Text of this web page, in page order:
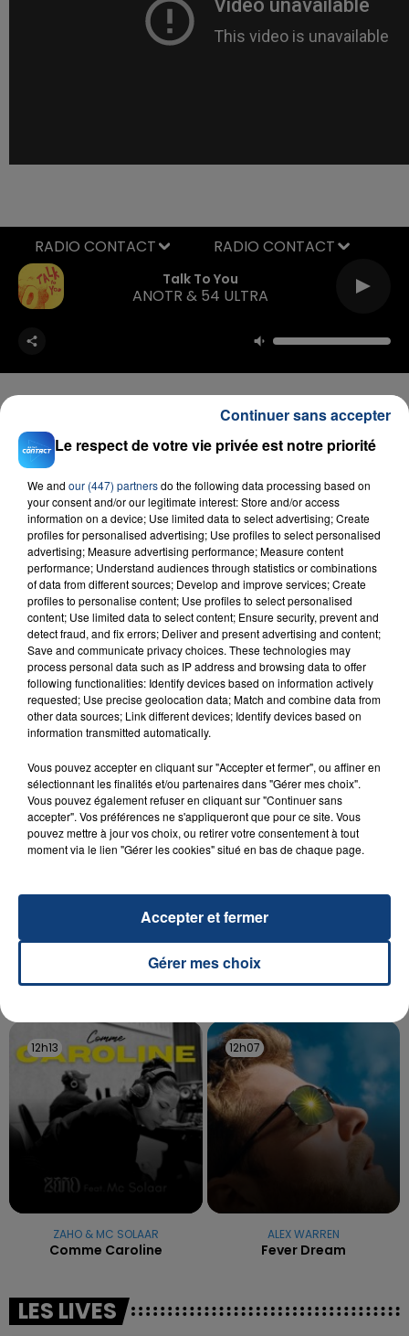
Talk To You
ANOTR & 54 ULTRA
RADIO CONTACT
FIL D'ACTU
23 juillet 2026
INCENDIE MORTEL À LENS : UNE FEMME ET
SON BÉBÉ ENTRE LA VIE ET LA...
Un homme s'est immolé par le feu après avoir
aspergé sa compagne et leur bébé de trois mois
UNE ADOLESCENTE DEVANT SE FAIRE
OPÉRER DE LA CHEVILLE RESSORT DE LA...
reconnu sa responsabilité et présenté ses
TITRES DIFFUSÉS
12h13
12h13
ZAHO & MC SOLAAR
Comme Caroline
12h07
12h07
ALEX WARREN
Fever Dream
LES LIVES
Le respect de votre vie privée est notre priorité
We and our (447) partnersdo the following data processing based on
your consent and/or our legitimate interest: Store and/or access
information on a device; Use limited data to select advertising; Create
profiles for personalised advertising; Use profiles to select personalised
advertising; Measure advertising performance; Measure content
performance; Understand audiences through statistics or combinations
of data from different sources; Develop and improve services; Create
profiles to personalise content; Use profiles to select personalised
content; Use limited data to select content; Ensure security, prevent and
detect fraud, and fix errors; Deliver and present advertising and content;
Save and communicate privacy choices. These technologies may
process personal data such as IP address and browsing data to offer
following functionalities: Identify devices based on information actively
requested; Use precise geolocation data; Match and combine data from
other data sources; Link different devices; Identify devices based on
information transmitted automatically.
Vous pouvez accepter en cliquant sur "Accepter et fermer", ou affiner en
sélectionnant les finalités et/ou partenaires dans "Gérer mes choix".
Vous pouvez également refuser en cliquant sur "Continuer sans
accepter". Vos préférences ne s'appliqueront que pour ce site. Vous
pouvez mettre à jour vos choix, ou retirer votre consentement à tout
moment via le lien "Gérer les cookies" situé en bas de chaque page.
Gérer mes choix
Accepter et fermer
Continuer sans accepter